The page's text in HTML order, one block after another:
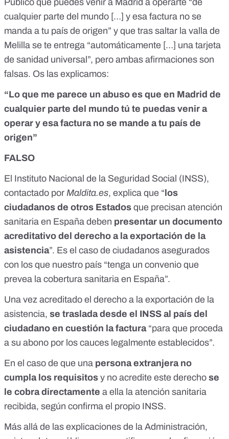
cualquier parte del mundo […] y esa factura no se
manda a tu país de origen” y que tras saltar la valla de
Melilla se te entrega “automáticamente […] una tarjeta
de sanidad universal”, pero ambas afirmaciones son
falsas. Os las explicamos:
“Lo que me parece un abuso es que en Madrid de
cualquier parte del mundo tú te puedas venir a
operar y esa factura no se mande a tu país de
origen”
FALSO
El Instituto Nacional de la Seguridad Social (INSS),
contactado por Maldita.es, explica que “los
ciudadanos de otros Estados que precisan atención
sanitaria en España deben presentar un documento
acreditativo del derecho a la exportación de la
asistencia”. Es el caso de ciudadanos asegurados
con los que nuestro país “tenga un convenio que
prevea la cobertura sanitaria en España”.
Una vez acreditado el derecho a la exportación de la
asistencia, se traslada desde el INSS al país del
ciudadano en cuestión la factura“para que proceda
a su abono por los cauces legalmente establecidos”.
En el caso de que una persona extranjera no
cumpla los requisitos y no acredite este derecho se
le cobra directamente a ella la atención sanitaria
recibida, según confirma el propio INSS.
Más allá de las explicaciones de la Administración,